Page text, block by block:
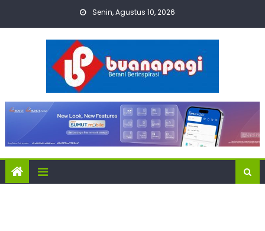
Senin, Agustus 10, 2026